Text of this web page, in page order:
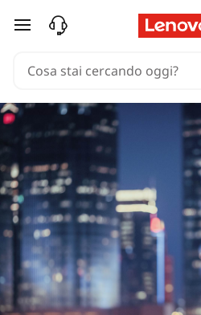
passa a contenuto principale